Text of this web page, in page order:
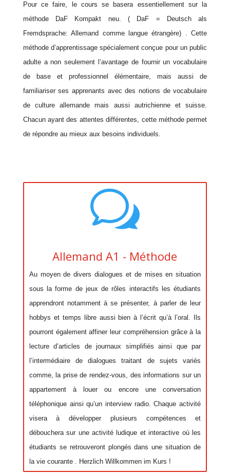
Pour ce faire, le cours se basera essentiellement sur la
méthode DaF Kompakt neu. ( DaF = Deutsch als
Fremdsprache: Allemand comme langue étrangère) . Cette
méthode d’apprentissage spécialement conçue pour un public
adulte a non seulement l’avantage de fournir un vocabulaire
de base et professionnel élémentaire, mais aussi de
familiariser ses apprenants avec des notions de vocabulaire
de culture allemande mais aussi autrichienne et suisse.
Chacun ayant des attentes différentes, cette méthode permet
de répondre au mieux aux besoins individuels.
w
Allemand A1 - Méthode
Au moyen de divers dialogues et de mises en situation
sous la forme de jeux de rôles interactifs les étudiants
apprendront notamment à se présenter, à parler de leur
hobbys et temps libre aussi bien à l’écrit qu’à l’oral. Ils
pourront également affiner leur compréhension grâce à la
lecture d’articles de journaux simplifiés ainsi que par
l’intermédiaire de dialogues traitant de sujets variés
comme, la prise de rendez-vous, des informations sur un
appartement à louer ou encore une conversation
téléphonique ainsi qu’un interview radio. Chaque activité
visera à développer plusieurs compétences et
débouchera sur une activité ludique et interactive où les
étudiants se retrouveront plongés dans une situation de
la vie courante . Herzlich Willkommen im Kurs !